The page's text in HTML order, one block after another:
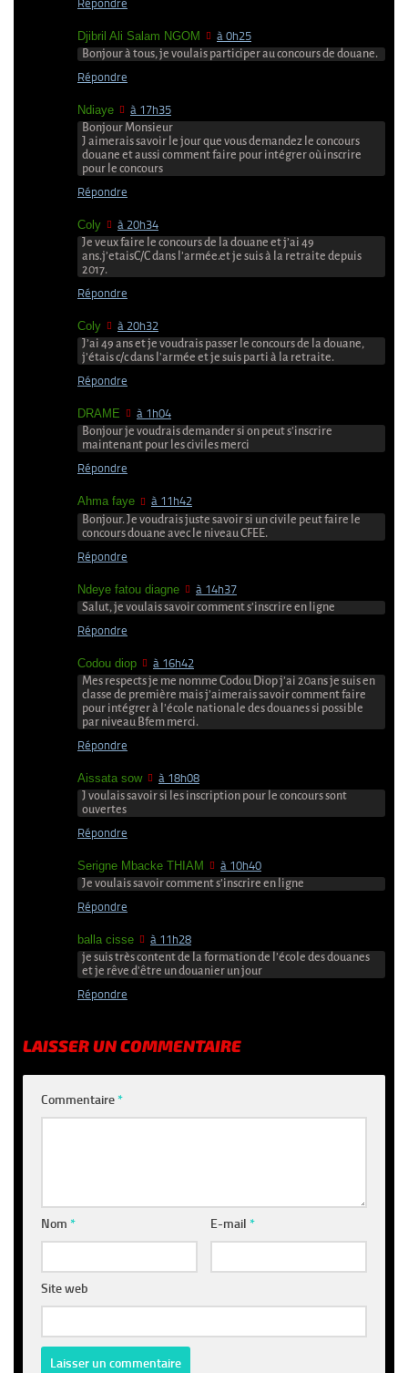
Répondre
Djibril Ali Salam NGOM à 0h25
Bonjour à tous, je voulais participer au concours de douane.
Répondre
Ndiaye à 17h35
Bonjour Monsieur
J aimerais savoir le jour que vous demandez le concours
douane et aussi comment faire pour intégrer où inscrire
pour le concours
Répondre
Coly à 20h34
Je veux faire le concours de la douane et j’ai 49
ans.j’etaisC/C dans l’armée.et je suis à la retraite depuis
2017.
Répondre
Coly à 20h32
J’ai 49 ans et je voudrais passer le concours de la douane,
j’étais c/c dans l’armée et je suis parti à la retraite.
Répondre
DRAME à 1h04
Bonjour je voudrais demander si on peut s’inscrire
maintenant pour les civiles merci
Répondre
Ahma faye à 11h42
Bonjour. Je voudrais juste savoir si un civile peut faire le
concours douane avec le niveau CFEE.
Répondre
Ndeye fatou diagne à 14h37
Salut, je voulais savoir comment s’inscrire en ligne
Répondre
Codou diop à 16h42
Mes respects je me nomme Codou Diop j’ai 20ans je suis en
classe de première mais j’aimerais savoir comment faire
pour intégrer à l’école nationale des douanes si possible
par niveau Bfem merci.
Répondre
Aissata sow à 18h08
J voulais savoir si les inscription pour le concours sont
ouvertes
Répondre
Serigne Mbacke THIAM à 10h40
Je voulais savoir comment s’inscrire en ligne
Répondre
balla cisse à 11h28
je suis très content de la formation de l’école des douanes
et je rêve d’être un douanier un jour
Répondre
LAISSER UN COMMENTAIRE
Commentaire*
Nom * E-mail*
Site web